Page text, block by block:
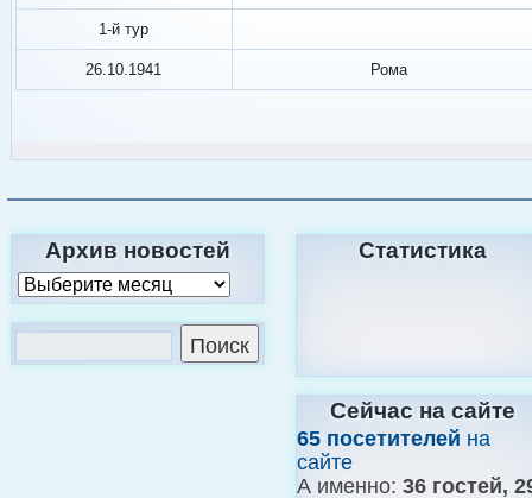
1-й тур
26.10.1941 Рома
Архив новостей Статистика
Сейчас на сайте
65 посетителей на
сайте
А именно: 36 гостей,